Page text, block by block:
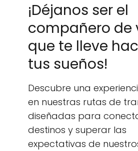
¡Déjanos ser el
compañero de
que te lleve
tus sueños!
Descubre una
en nuestras rutas de
diseñadas para
destinos y superar las
expectativas de